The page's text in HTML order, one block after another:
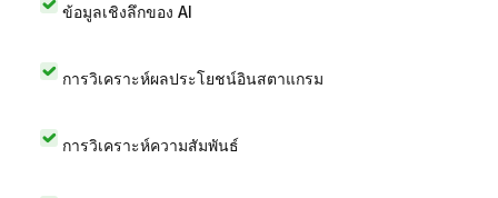
ข้อมูลเชิงลึกของ AI
การวิเคราะห์ผลประโยชน์อินสตาแกรม
การวิเคราะห์ความสัมพันธ์